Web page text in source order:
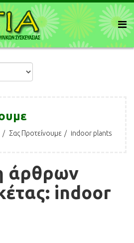
Σας Προτείνουμε indoor plants
άρθρων
indoor